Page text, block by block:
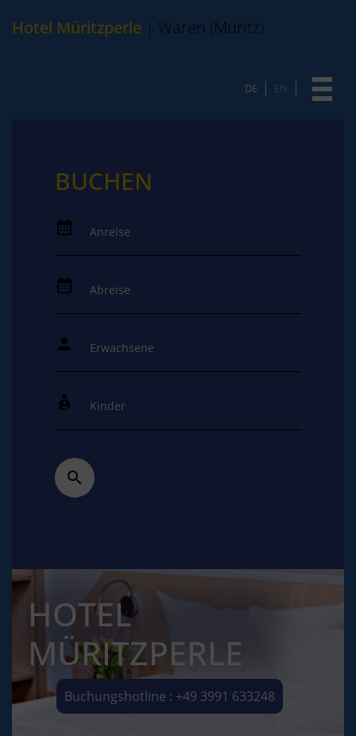
Hotel Müritzperle | Waren (Müritz)
DE EN
BUCHEN
HOTEL
MÜRITZPERLE
Buchungshotline : +49 3991 633248